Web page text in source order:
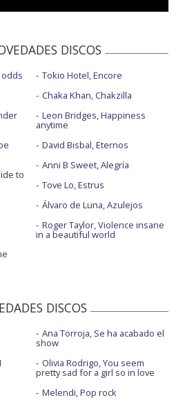
DISCOS
odds
to
Tokio Hotel, Encore
Chaka Khan, Chakzilla
Leon Bridges, Happiness
anytime
David Bisbal, Eternos
Anni B Sweet, Alegría
Tove Lo, Estrus
Álvaro de Luna, Azulejos
Roger Taylor, Violence insane
in a beautiful world
DISCOS
Ana Torroja, Se ha acabado el
show
Olivia Rodrigo, You seem
pretty sad for a girl so in love
Melendi, Pop rock